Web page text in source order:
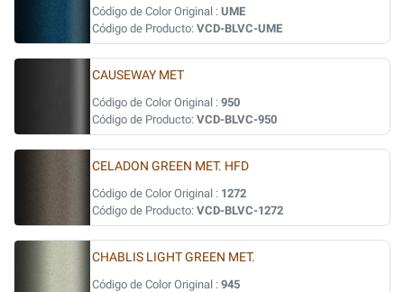
Código de Color Original : UME
Código de Producto: VCD-BLVC-UME
CAUSEWAY MET
Código de Color Original : 950
Código de Producto: VCD-BLVC-950
CELADON GREEN MET. HFD
Código de Color Original : 1272
Código de Producto: VCD-BLVC-1272
CHABLIS LIGHT GREEN MET.
Código de Color Original : 945